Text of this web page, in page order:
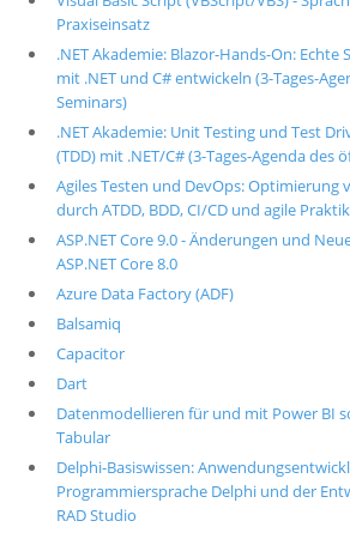
Praxiseinsatz
.NET Akademie: Blazor-Hands-On: Echte
mit .NET und C# entwickeln (3-Tages-
Seminars)
.NET Akademie: Unit Testing und Test
(TDD) mit .NET/C# (3-Tages-Agenda des
Agiles Testen und DevOps: Optimierung
durch ATDD, BDD, CI/CD und agile
ASP.NET Core 9.0 - Änderungen und
ASP.NET Core 8.0
Azure Data Factory (ADF)
Balsamiq
Capacitor
Dart
Datenmodellieren für und mit Power BI
Tabular
Delphi-Basiswissen:
Programmiersprache Delphi und der
RAD Studio